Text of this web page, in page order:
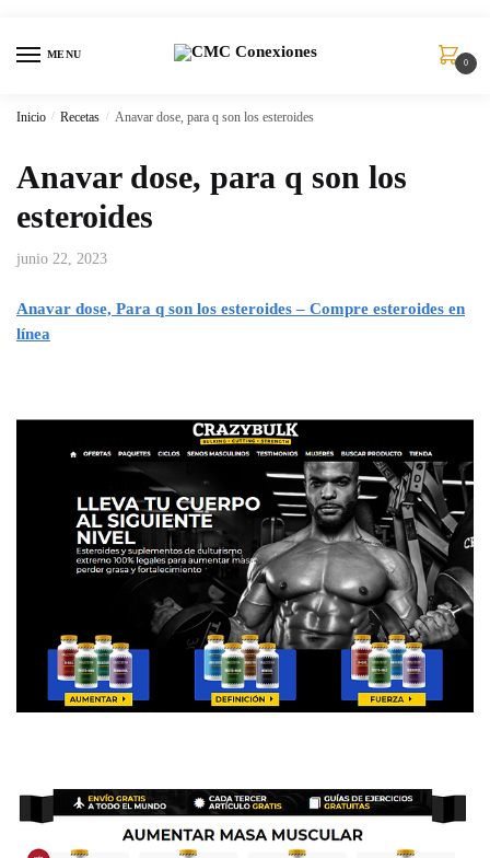
MENU
0
Inicio / Recetas / Anavar dose, para q son los esteroides
Anavar dose, para q son los
esteroides
junio 22, 2023
Anavar dose, Para q son los esteroides – Compre esteroides en
línea